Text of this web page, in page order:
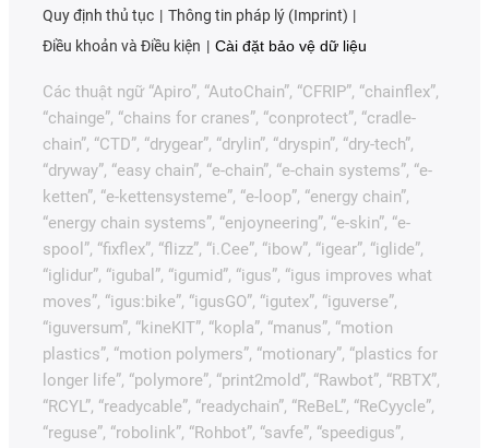
Quy định thủ tục
Thông tin pháp lý (Imprint)
Điều khoản và Điều kiện
Cài đặt bảo vệ dữ liệu
Các thuật ngữ “Apiro”, “AutoChain”, “CFRIP”, “chainflex”,
“chainge”, “chains for cranes”, “conprotect”, “cradle-
chain”, “CTD”, “drygear”, “drylin”, “dryspin”, “dry-tech”,
“dryway”, “easy chain”, “e-chain”, “e-chain systems”, “e-
ketten”, “e-kettensysteme”, “e-loop”, “energy chain”,
“energy chain systems”, “enjoyneering”, “e-skin”, “e-
spool”, “fixflex”, “flizz”, “i.Cee”, “ibow”, “igear”, “iglide”,
“iglidur”, “igubal”, “igumid”, “igus”, “igus improves what
moves”, “igus:bike”, “igusGO”, “igutex”, “iguverse”,
“iguversum”, “kineKIT”, “kopla”, “manus”, “motion
plastics”, “motion polymers”, “motionary”, “plastics for
longer life”, “polymore”, “print2mold”, “Rawbot”, “RBTX”,
“RCYL”, “readycable”, “readychain”, “ReBeL”, “ReCyycle”,
“reguse”, “robolink”, “Rohbot”, “savfe”, “speedigus”,